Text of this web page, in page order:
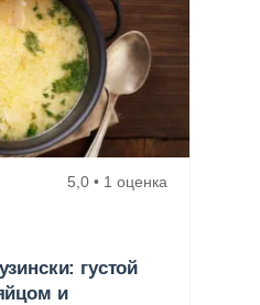
5,0 • 1 оценка
густой
и